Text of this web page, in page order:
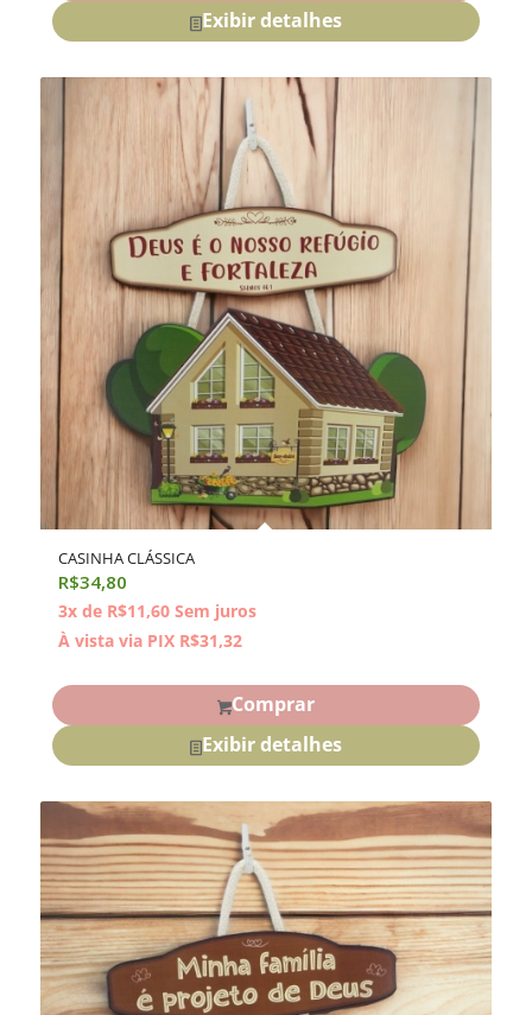
Exibir detalhes
CASINHA CLÁSSICA
R$34,80
3x de R$11,60 Sem juros
À vista via PIX R$31,32
Comprar
Exibir detalhes